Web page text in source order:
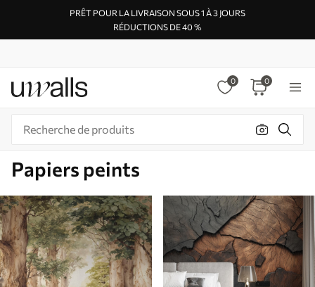
PRÊT POUR LA LIVRAISON SOUS 1 À 3 JOURS
RÉDUCTIONS DE 40 %
0 0
Papiers peints